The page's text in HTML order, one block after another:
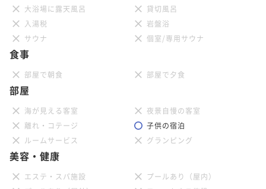
大浴場に露天風呂
貸切風呂
入湯税
岩盤浴
サウナ
個室/専用サウナ
食事
部屋で朝食 部屋で夕食
部屋
海が見える客室
夜景自慢の客室
離れ・コテージ
子供の宿泊
ルームサービス
グランピング
美容・健康
エステ・スパ施設
プールあり（屋内）